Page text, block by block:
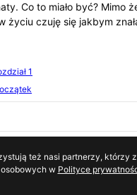
Co to miało być? Mimo
życiu czuję się jakbym
1
też nasi partnerzy, którzy
w Polityce